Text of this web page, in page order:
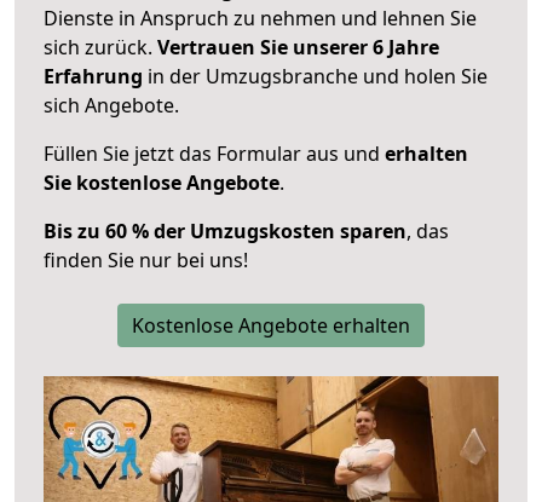
Dienste in Anspruch zu nehmen und lehnen Sie
sich zurück. Vertrauen Sie unserer 6 Jahre
Erfahrung in der Umzugsbranche und holen Sie
sich Angebote.
Füllen Sie jetzt das Formular aus und erhalten
Sie kostenlose Angebote.
Bis zu 60 % der Umzugskosten sparen, das
finden Sie nur bei uns!
Kostenlose Angebote erhalten